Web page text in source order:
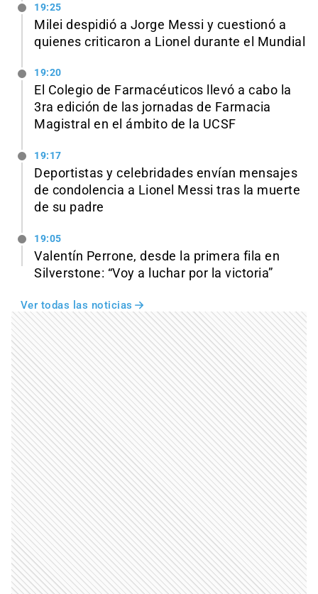
19:25
Milei despidió a Jorge Messi y cuestionó a
quienes criticaron a Lionel durante el Mundial
19:20
El Colegio de Farmacéuticos llevó a cabo la
3ra edición de las jornadas de Farmacia
Magistral en el ámbito de la UCSF
19:17
Deportistas y celebridades envían mensajes
de condolencia a Lionel Messi tras la muerte
de su padre
19:05
Valentín Perrone, desde la primera fila en
Silverstone: “Voy a luchar por la victoria”
Ver todas las noticias